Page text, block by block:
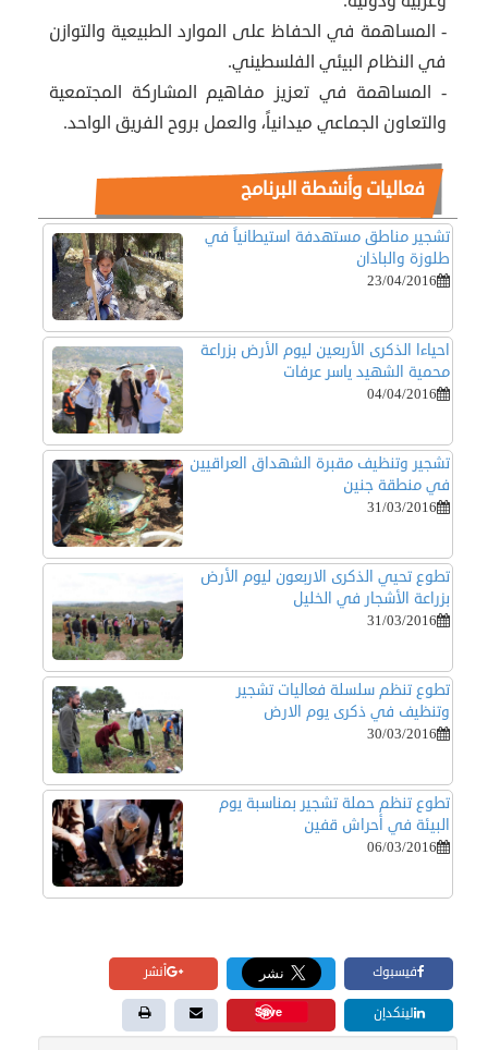
- المساهمة في الحفاظ على الموارد الطبيعية والتوازن
في النظام البيئي الفلسطيني.
- المساهمة في تعزيز مفاهيم المشاركة المجتمعية
والتعاون الجماعي ميدانياً، والعمل بروح الفريق الواحد.
فعاليات وأنشطة البرنامج
تشجير مناطق مستهدفة استيطانياً في
طلوزة والباذان
23/04/2016
احياءا الذكرى الأربعين ليوم الأرض بزراعة
محمية الشهيد ياسر عرفات
04/04/2016
تشجير وتنظيف مقبرة الشهداق العراقيين
في منطقة جنين
31/03/2016
تطوع تحيي الذكرى الاربعون ليوم الأرض
بزراعة الأشجار في الخليل
31/03/2016
تطوع تنظم سلسلة فعاليات تشجير
وتنظيف في ذكرى يوم الارض
30/03/2016
تطوع تنظم حملة تشجير بمناسبة يوم
البيئة في أحراش قفين
06/03/2016
فيسبوك أنشر
لينكدإن Save